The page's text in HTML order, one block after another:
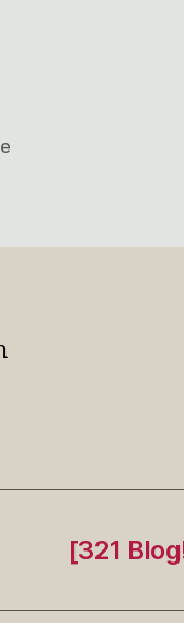
zu
Rei…
[321